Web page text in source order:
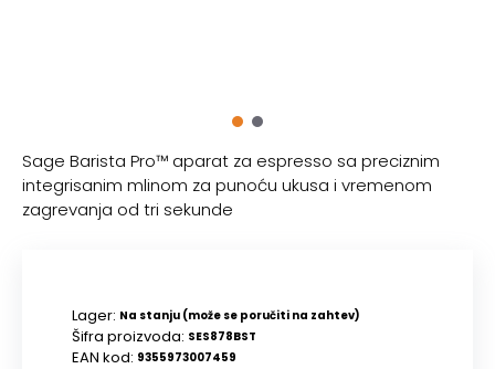
Sage Barista Pro™ aparat za espresso sa preciznim
integrisanim mlinom za punoću ukusa i vremenom
zagrevanja od tri sekunde
Lager: Na stanju (može se poručiti na zahtev)
Šifra proizvoda: SES878BST
EAN kod: 9355973007459